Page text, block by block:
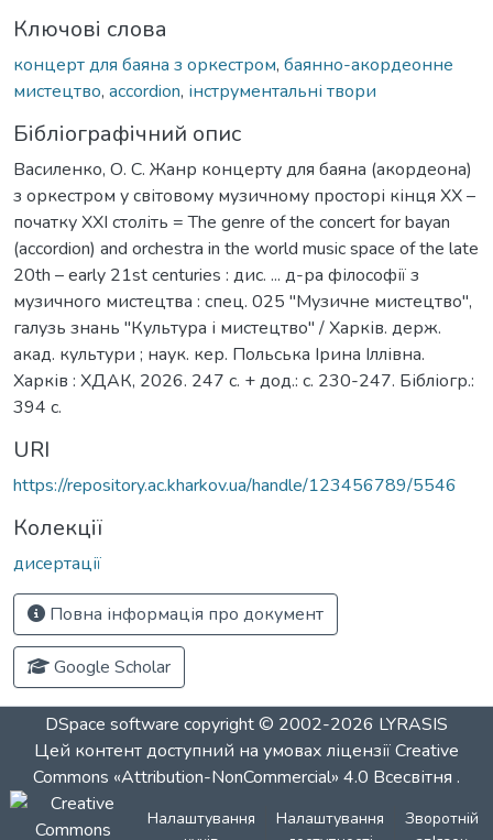
Ключові слова
концерт для баяна з оркестром, баянно-акордеонне
мистецтво, accordion, інструментальні твори
Бібліографічний опис
Василенко, О. С. Жанр концерту для баяна (акордеона)
з оркестром у світовому музичному просторі кінця ХХ –
початку ХХІ століть = The genre of the concert for bayan
(accordion) and orchestra in the world music space of the late
20th – early 21st centuries : дис. ... д-ра філософії з
музичного мистецтва : спец. 025 "Музичне мистецтво",
галузь знань "Культура і мистецтво" / Харків. держ.
акад. культури ; наук. кер. Польська Ірина Іллівна.
Харків : ХДАК, 2026. 247 с. + дод.: с. 230-247. Бібліогр.:
394 с.
URI
https://repository.ac.kharkov.ua/handle/123456789/5546
Колекції
дисертації
Повна інформація про документ
Google Scholar
DSpace software copyright © 2002-2026 LYRASIS
Цей контент доступний на умовах ліцензіїCreative
Commons «Attribution-NonCommercial» 4.0 Всесвітня .
Налаштування
Налаштування
Зворотній